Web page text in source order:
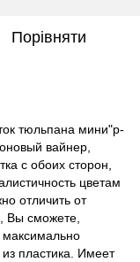
Порівняти
тюльпана мини"р-
вайнер,
с обоих сторон,
цветам
отличить от
Вы сможете,
максимально
пластика. Имеет